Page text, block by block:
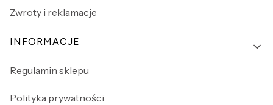
Zwroty i reklamacje
INFORMACJE
Regulamin sklepu
Polityka prywatności